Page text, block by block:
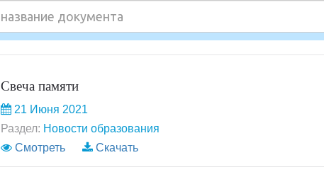
Свеча памяти
21 Июня 2021
Раздел: Новости образования
Смотреть
Скачать